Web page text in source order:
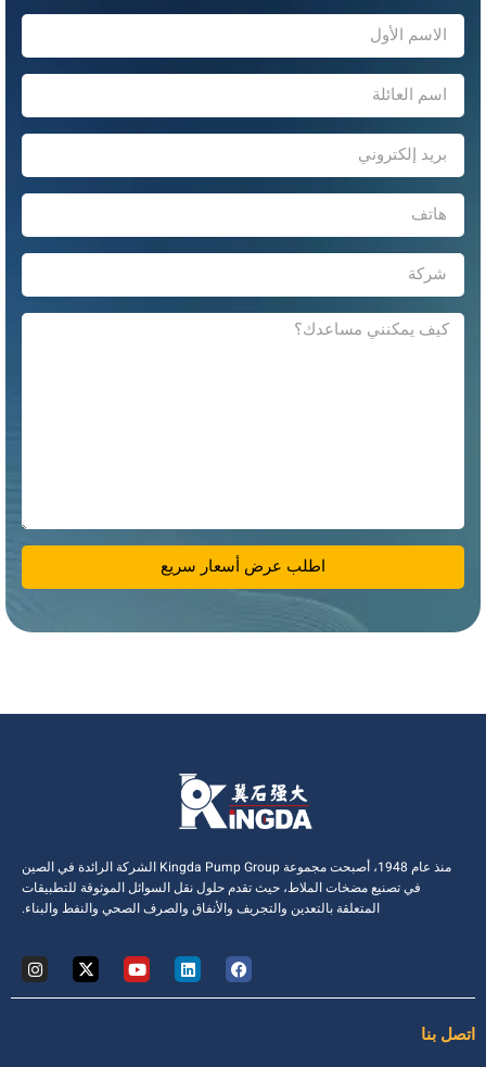
اطلب عرض أسعار سريع
منذ عام 1948، أصبحت مجموعة Kingda Pump Group الشركة الرائدة في الصين
في تصنيع مضخات الملاط، حيث تقدم حلول نقل السوائل الموثوقة للتطبيقات
المتعلقة بالتعدين والتجريف والأنفاق والصرف الصحي والنفط والبناء.
اتصل بنا